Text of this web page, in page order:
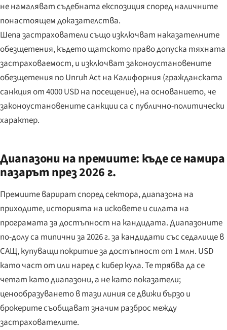
не намаляват съдебната експозиция според наличните
понастоящем доказателства.
Шепа застрахователи също изключват наказателните
обезщетения, където щатското право допуска тяхната
застраховаемост, и изключват законоустановените
обезщетения по Unruh Act на Калифорния (гражданската
санкция от 4000 USD на посещение), на основанието, че
законоустановените санкции са с публично-политически
характер.
Диапазони на премиите: къде се намира
пазарът през 2026 г.
Премиите варират според сектора, диапазона на
приходите, историята на исковете и силата на
програмата за достъпност на кандидата. Диапазоните
по-долу са типични за 2026 г. за кандидати със седалище в
САЩ, купуващи покритие за достъпност от 1 млн. USD
като част от или наред с кибер кула. Те трябва да се
четат като диапазони, а не като показатели;
ценообразуването в тази линия се движи бързо и
брокерите съобщават значим разброс между
застрахователите.